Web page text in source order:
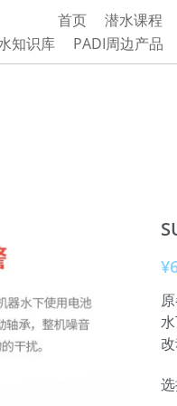
首页 潜水课程
知识库
PADI周边产品
改